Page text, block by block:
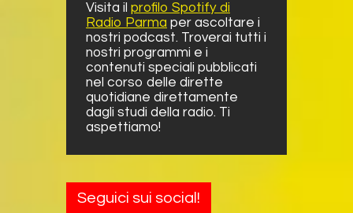
Visita il profilo Spotify di
Radio Parma per ascoltare i
nostri podcast. Troverai tutti i
nostri programmi e i
contenuti speciali pubblicati
nel corso delle dirette
quotidiane direttamente
dagli studi della radio. Ti
aspettiamo!
Seguici sui social!